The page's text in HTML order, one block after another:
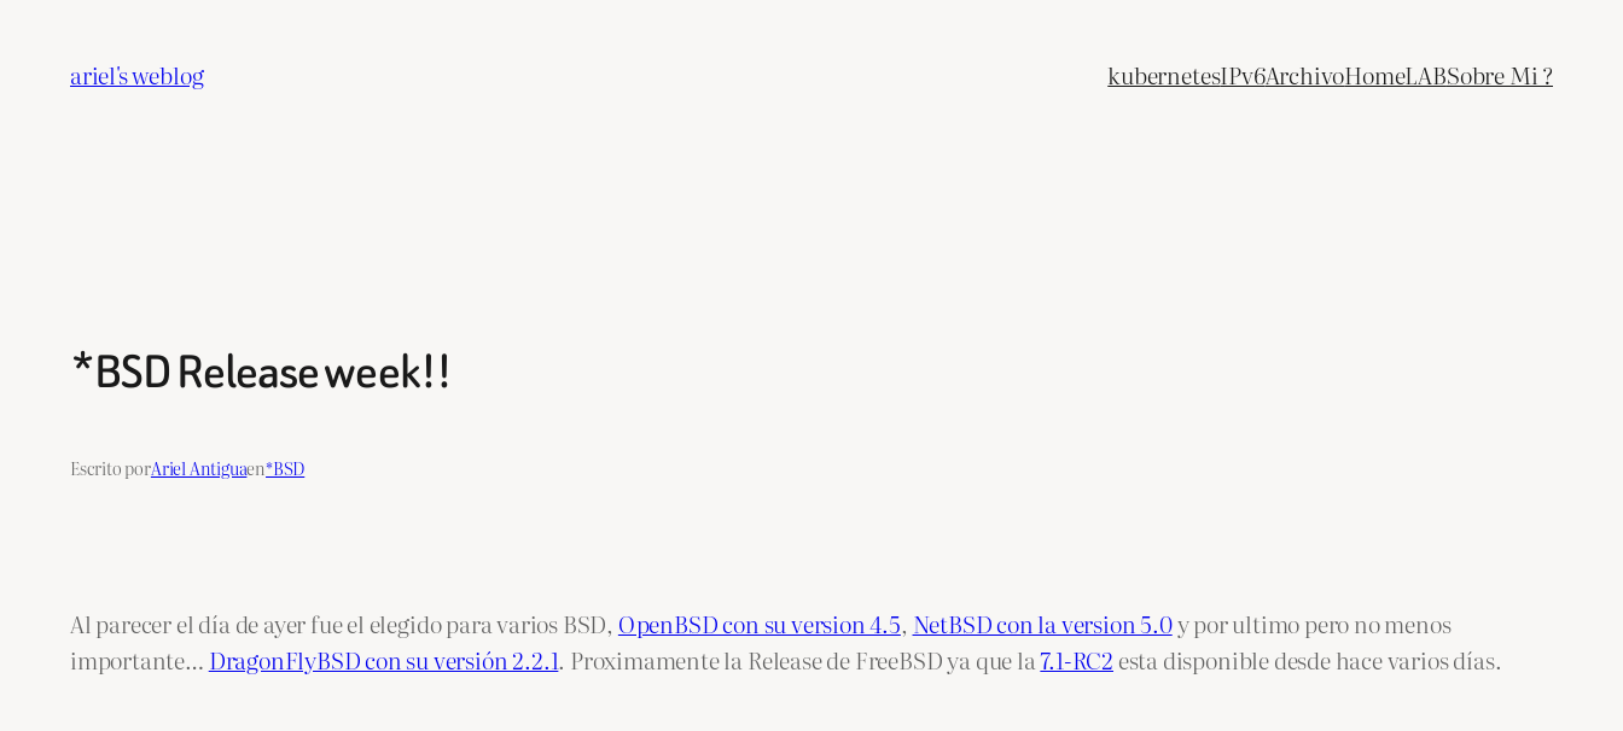
contenido
ariel's weblog kubernetesIPv6ArchivoHomeLABSobre Mi ?
*BSD Release week!!
Escrito porAriel Antiguaen*BSD
Al parecer el día de ayer fue el elegido para varios BSD, OpenBSD con su version 4.5, NetBSD con la version 5.0y por ultimo pero no menos
importante… DragonFlyBSD con su versión 2.2.1. Proximamente la Release de FreeBSD ya que la7.1-RC2 esta disponible desde hace varios días.